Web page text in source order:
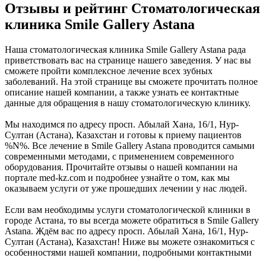
Отзывы и рейтинг Стоматологическая
клиника Smile Gallery Astana
Наша стоматологическая клиника Smile Gallery Astana рада
приветствовать вас на странице нашего заведения. У нас вы
сможете пройти комплексное лечение всех зубных
заболеваний. На этой странице вы сможете прочитать полное
описание нашей компании, а также узнать ее контактные
данные для обращения в нашу стоматологическую клинику.
Мы находимся по адресу просп. Абылай Хана, 16/1, Нур-
Султан (Астана), Казахстан и готовы к приему пациентов
%N%. Все лечение в Smile Gallery Astana проводится самыми
современными методами, с применением современного
оборудования. Прочитайте отзывы о нашей компании на
портале med-kz.com и подробнее узнайте о том, как мы
оказываем услуги от уже прошедших лечении у нас людей.
Если вам необходимы услуги стоматологической клиники в
городе Астана, то вы всегда можете обратиться в Smile Gallery
Astana. Ждём вас по адресу просп. Абылай Хана, 16/1, Нур-
Султан (Астана), Казахстан! Ниже вы можете ознакомиться с
особенностями нашей компании, подробными контактными